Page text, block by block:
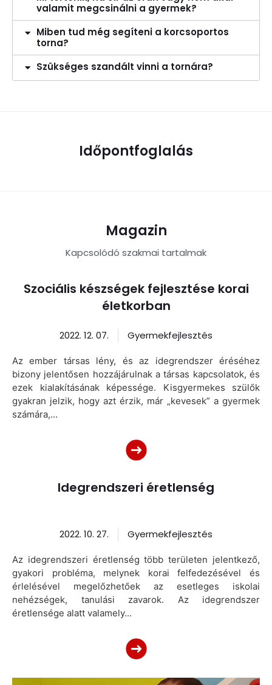
valamit megcsinálni a gyermek?
Miben tud még segíteni a korcsoportos
torna?
Szükséges szandált vinni a tornára?
Időpontfoglalás
Magazin
Kapcsolódó szakmai tartalmak
Szociális készségek fejlesztése korai
életkorban
2022. 12. 07. Gyermekfejlesztés
Az ember társas lény, és az idegrendszer éréséhez
bizony jelentősen hozzájárulnak a társas kapcsolatok, és
ezek kialakításának képessége. Kisgyermekes szülők
gyakran jelzik, hogy azt érzik, már „kevesek” a gyermek
számára,...
Idegrendszeri éretlenség
2022. 10. 27. Gyermekfejlesztés
Az idegrendszeri éretlenség több területen jelentkező,
gyakori probléma, melynek korai felfedezésével és
érlelésével megelőzhetőek az esetleges iskolai
nehézségek, tanulási zavarok. Az idegrendszer
éretlensége alatt valamely...